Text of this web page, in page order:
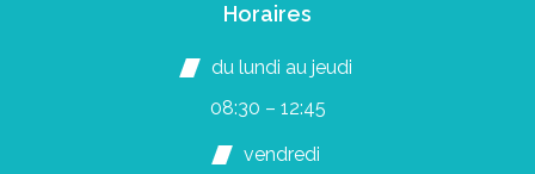
Horaires
du lundi au jeudi
08:30 – 12:45
vendredi